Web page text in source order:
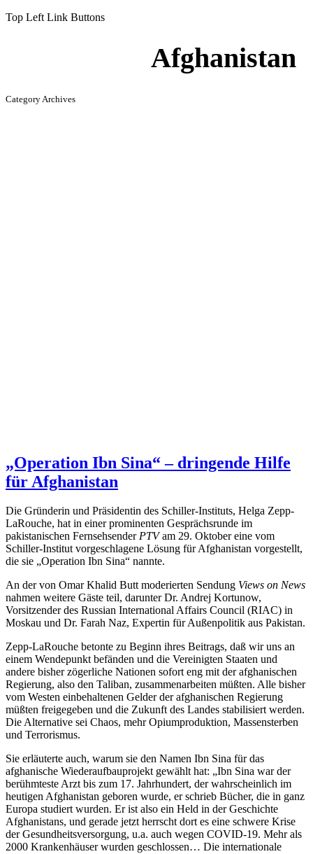
Top Left Link Buttons
Afghanistan
Category Archives
„Operation Ibn Sina“ – dringende Hilfe
für Afghanistan
Die Gründerin und Präsidentin des Schiller-Instituts, Helga Zepp-
LaRouche, hat in einer prominenten Gesprächsrunde im
pakistanischen FernsehsenderPTVam 29. Oktober eine vom
Schiller-Institut vorgeschlagene Lösung für Afghanistan vorgestellt,
die sie „Operation Ibn Sina“ nannte.
An der von Omar Khalid Butt moderierten Sendung Views on News
nahmen weitere Gäste teil, darunter Dr. Andrej Kortunow,
Vorsitzender des Russian International Affairs Council (RIAC) in
Moskau und Dr. Farah Naz, Expertin für Außenpolitik aus Pakistan.
Zepp-LaRouche betonte zu Beginn ihres Beitrags, daß wir uns an
einem Wendepunkt befänden und die Vereinigten Staaten und
andere bisher zögerliche Nationen sofort eng mit der afghanischen
Regierung, also den Taliban, zusammenarbeiten müßten. Alle bisher
vom Westen einbehaltenen Gelder der afghanischen Regierung
müßten freigegeben und die Zukunft des Landes stabilisiert werden.
Die Alternative sei Chaos, mehr Opiumproduktion, Massensterben
und Terrorismus.
Sie erläuterte auch, warum sie den Namen Ibn Sina für das
afghanische Wiederaufbauprojekt gewählt hat: „Ibn Sina war der
berühmteste Arzt bis zum 17. Jahrhundert, der wahrscheinlich im
heutigen Afghanistan geboren wurde, er schrieb Bücher, die in ganz
Europa studiert wurden. Er ist also ein Held in der Geschichte
Afghanistans, und gerade jetzt herrscht dort es eine schwere Krise
der Gesundheitsversorgung, u.a. auch wegen COVID-19. Mehr als
2000 Krankenhäuser wurden geschlossen… Die internationale